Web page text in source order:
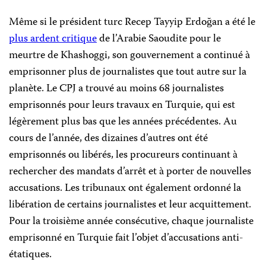
Même si le président turc Recep Tayyip Erdoğan a été le
plus ardent critiquede l’Arabie Saoudite pour le
meurtre de Khashoggi, son gouvernement a continué à
emprisonner plus de journalistes que tout autre sur la
planète. Le CPJ a trouvé au moins 68 journalistes
emprisonnés pour leurs travaux en Turquie, qui est
légèrement plus bas que les années précédentes. Au
cours de l’année, des dizaines d’autres ont été
emprisonnés ou libérés, les procureurs continuant à
rechercher des mandats d’arrêt et à porter de nouvelles
accusations. Les tribunaux ont également ordonné la
libération de certains journalistes et leur acquittement.
Pour la troisième année consécutive, chaque journaliste
emprisonné en Turquie fait l’objet d’accusations anti-
étatiques.